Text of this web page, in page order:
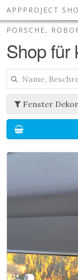
APPPROJECT
PORSCHE,
Shop für
Fenster